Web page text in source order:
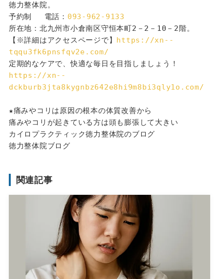
徳力整体院。
予約制 　電話： 093-962-9133
所在地：北九州市小倉南区守恒本町2－2－10－2階。
【※詳細はアクセスページで】 https://xn--
tqqu3fk6pnsfqv2e.com/
定期的なケアで、快適な毎日を目指しましょう！
https://xn--
dckburb3jta8kygnbz642e8hi9m8bi3qly1o.com/
★痛みやコリは原因の根本の体質改善から
痛みやコリが起きている方は頭も膨張して大きい
カイロプラクティック徳力整体院のブログ
徳力整体院ブログ
関連記事